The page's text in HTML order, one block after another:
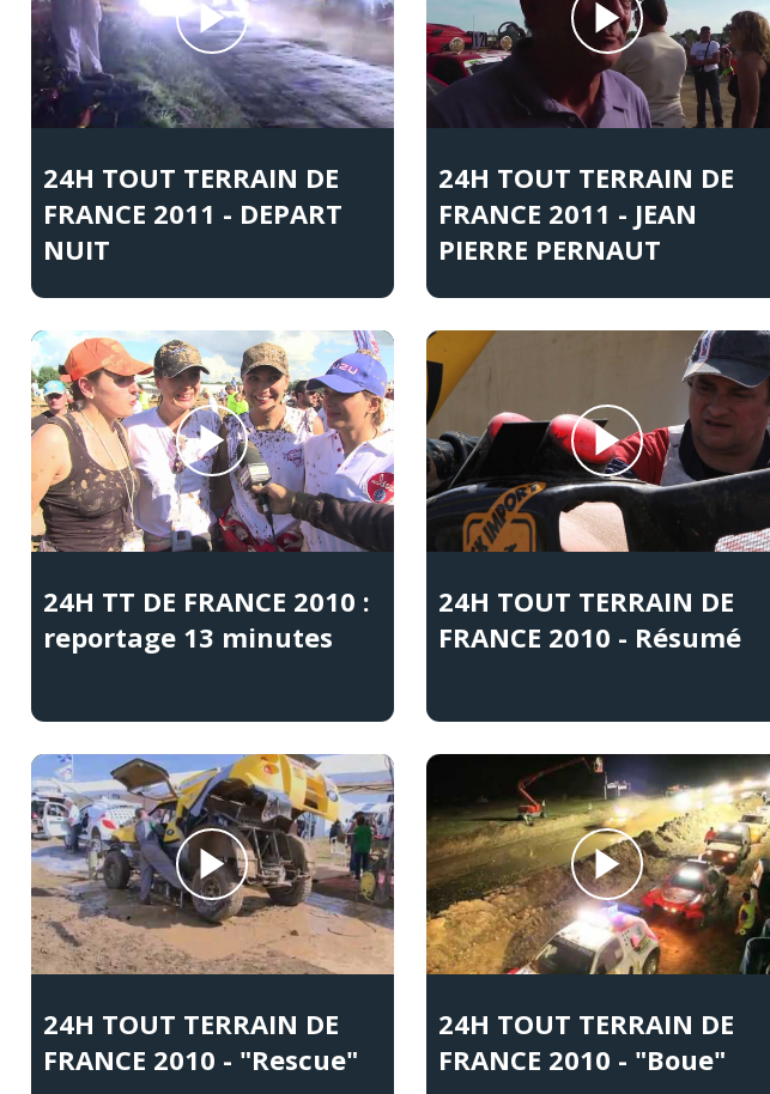
24H TOUT TERRAIN DE
FRANCE 2011 - DEPART
NUIT
24H TOUT TERRAIN DE
FRANCE 2011 - JEAN
PIERRE PERNAUT
24H TT DE FRANCE 2010 :
reportage 13 minutes
24H TOUT TERRAIN DE
FRANCE 2010 - Résumé
24H TOUT TERRAIN DE
FRANCE 2010 - "Rescue"
24H TOUT TERRAIN DE
FRANCE 2010 - "Boue"